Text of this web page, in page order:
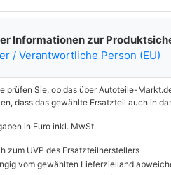
Informationen zur
/ Verantwortliche Person (EU)
prüfen Sie, ob das über Autoteile-
dass das gewählte Ersatzteil auch in
in Euro inkl. MwSt.
zum UVP des Ersatzteilherstellers
vom gewählten Lieferzielland